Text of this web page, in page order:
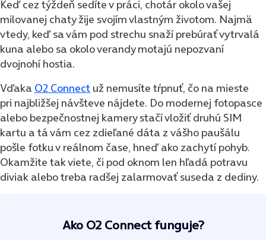
Keď cez týždeň sedíte v práci, chotár okolo vašej
milovanej chaty žije svojím vlastným životom. Najmä
vtedy, keď sa vám pod strechu snaží prebúrať vytrvalá
kuna alebo sa okolo verandy motajú nepozvaní
dvojnohí hostia.
Vďaka O2 Connect už nemusíte tŕpnuť, čo na mieste
pri najbližšej návšteve nájdete. Do modernej fotopasce
alebo bezpečnostnej kamery stačí vložiť druhú SIM
kartu a tá vám cez zdieľané dáta z vášho paušálu
pošle fotku v reálnom čase, hneď ako zachytí pohyb.
Okamžite tak viete, či pod oknom len hľadá potravu
diviak alebo treba radšej zalarmovať suseda z dediny.
Ako O2 Connect funguje?